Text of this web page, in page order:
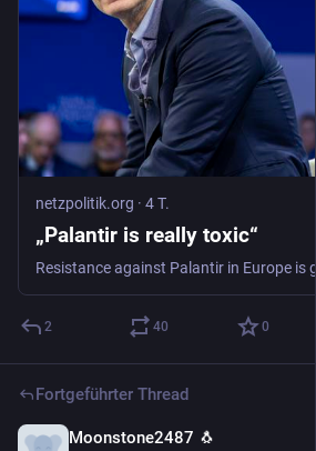
netzpolitik.org · 4 T.
„Palantir is really toxic“
2 40 0
Fortgeführter Thread
Moonstone2487 🐧